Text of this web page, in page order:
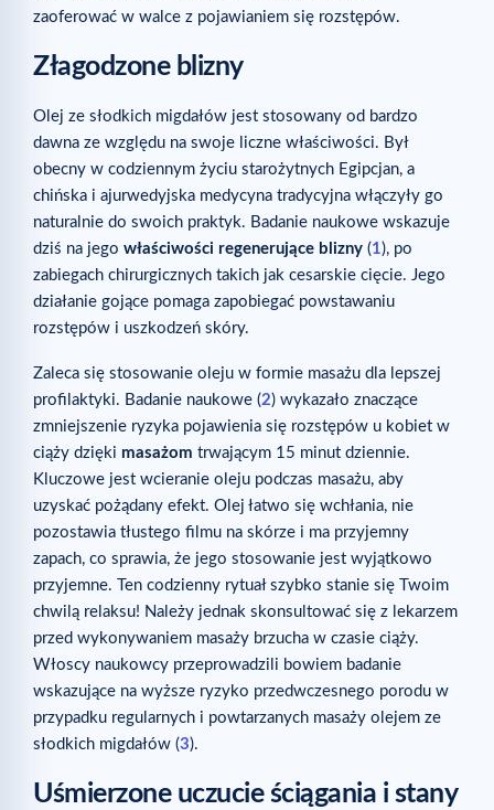
zaoferować w walce z pojawianiem się rozstępów.
Złagodzone blizny
Olej ze słodkich migdałów jest stosowany od bardzo
dawna ze względu na swoje liczne właściwości. Był
obecny w codziennym życiu starożytnych Egipcjan, a
chińska i ajurwedyjska medycyna tradycyjna włączyły go
naturalnie do swoich praktyk. Badanie naukowe wskazuje
dziś na jego właściwości regenerujące blizny (1), po
zabiegach chirurgicznych takich jak cesarskie cięcie. Jego
działanie gojące pomaga zapobiegać powstawaniu
rozstępów i uszkodzeń skóry.
Zaleca się stosowanie oleju w formie masażu dla lepszej
profilaktyki. Badanie naukowe (2) wykazało znaczące
zmniejszenie ryzyka pojawienia się rozstępów u kobiet w
ciąży dzięki masażom trwającym 15 minut dziennie.
Kluczowe jest wcieranie oleju podczas masażu, aby
uzyskać pożądany efekt. Olej łatwo się wchłania, nie
pozostawia tłustego filmu na skórze i ma przyjemny
zapach, co sprawia, że jego stosowanie jest wyjątkowo
przyjemne. Ten codzienny rytuał szybko stanie się Twoim
chwilą relaksu! Należy jednak skonsultować się z lekarzem
przed wykonywaniem masaży brzucha w czasie ciąży.
Włoscy naukowcy przeprowadzili bowiem badanie
wskazujące na wyższe ryzyko przedwczesnego porodu w
przypadku regularnych i powtarzanych masaży olejem ze
słodkich migdałów (3).
Uśmierzone uczucie ściągania i stany